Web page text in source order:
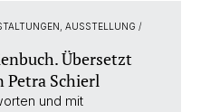
AUSSTELLUNG /
Übersetzt
Petra Schierl
und mit